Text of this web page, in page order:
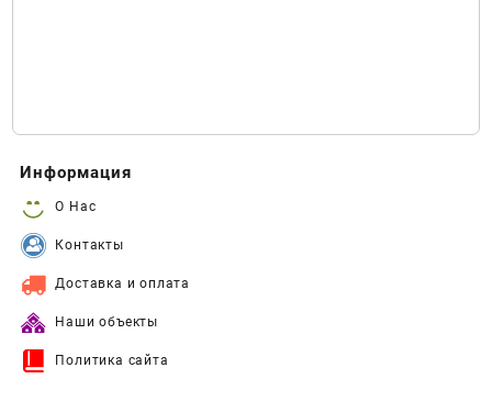
Информация
О Нас
Контакты
Доставка и оплата
Наши объекты
Политика сайта